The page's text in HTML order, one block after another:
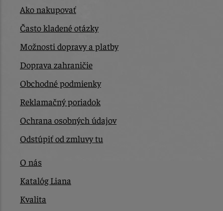
Ako nakupovať
Často kladené otázky
Možnosti dopravy a platby
Doprava zahraničie
Obchodné podmienky
Reklamačný poriadok
Ochrana osobných údajov
Odstúpiť od zmluvy tu
O nás
Katalóg Liana
Kvalita